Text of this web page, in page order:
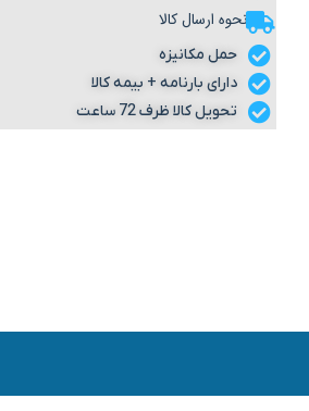
نحوه ارسال کالا
حمل مکانیزه
دارای بارنامه + بیمه کالا
تحویل کالا ظرف 72 ساعت